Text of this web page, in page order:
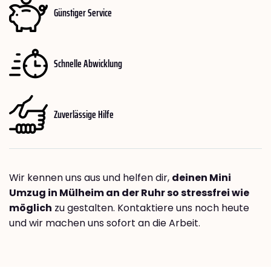
Günstiger Service
Schnelle Abwicklung
Zuverlässige Hilfe
Wir kennen uns aus und helfen dir, deinen Mini
Umzug in Mülheim an der Ruhr so stressfrei wie
möglich zu gestalten. Kontaktiere uns noch heute
und wir machen uns sofort an die Arbeit.